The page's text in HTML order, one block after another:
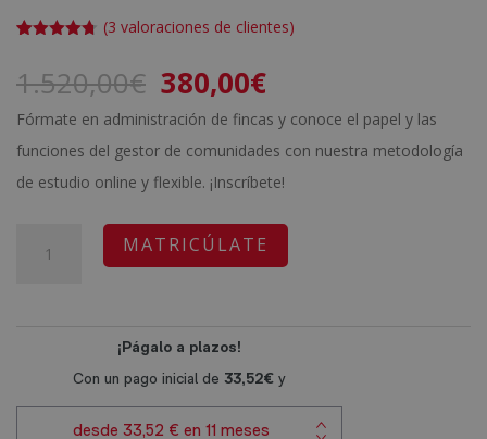
de 5 en
base a
valoracione
s de
clientes
(3 valoraciones de clientes)
1.520,00€ El
precio
original
era:
380,00€El
precio
actual
es:
Fórmate en administración de fincas y conoce el papel y las
funciones del gestor de comunidades con nuestra metodología
de estudio online y flexible. ¡Inscríbete!
MATRICÚLATE